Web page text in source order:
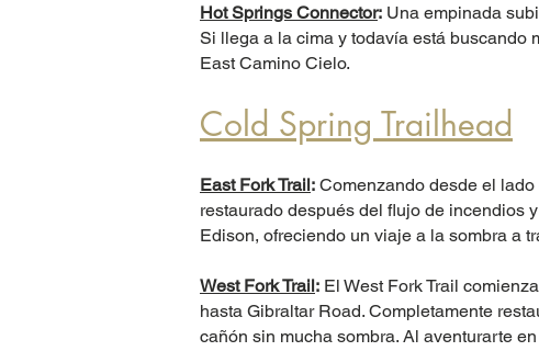
Hot Springs Connector: Una empinada
Si llega a la cima y todavía está buscando
East Camino Cielo.
Cold Spring Trailhead
East Fork Trail: Comenzando desde el
restaurado después del flujo de incendios
Edison, ofreciendo un viaje a la sombra a
West Fork Trail: El West Fork Trail
hasta Gibraltar Road. Completamente
cañón sin mucha sombra. Al aventurarte